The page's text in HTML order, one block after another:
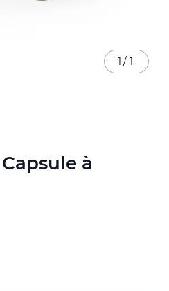
à
1 / 1